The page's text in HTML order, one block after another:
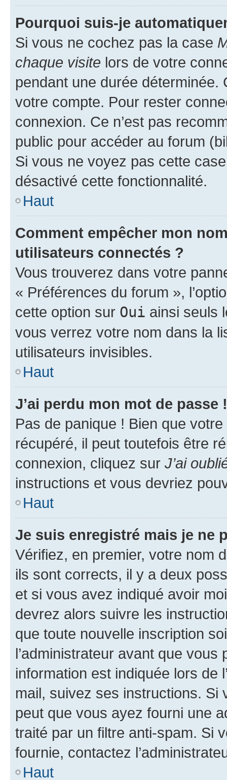
Pourquoi suis-je
Si vous ne cochez pas la case
chaque visite lors de votre
pendant une durée déterminée.
votre compte. Pour rester
connexion. Ce n’est pas
public pour accéder au forum
Si vous ne voyez pas cette
désactivé cette fonctionnalité.
Haut
Comment empêcher mon
utilisateurs connectés ?
Vous trouverez dans votre
« Préférences du forum »,
cette option sur Oui ainsi seuls
vous verrez votre nom dans la
utilisateurs invisibles.
Haut
J’ai perdu mon mot de passe !
Pas de panique ! Bien que
récupéré, il peut toutefois être
connexion, cliquez sur J’ai
instructions et vous devriez
Haut
Je suis enregistré mais je ne
Vérifiez, en premier, votre nom
ils sont corrects, il y a deux
et si vous avez indiqué avoir
devrez alors suivre les
que toute nouvelle inscription
l’administrateur avant que
information est indiquée lors de
mail, suivez ses instructions. Si
peut que vous ayez fourni une
traité par un filtre anti-spam. Si
fournie, contactez
Haut